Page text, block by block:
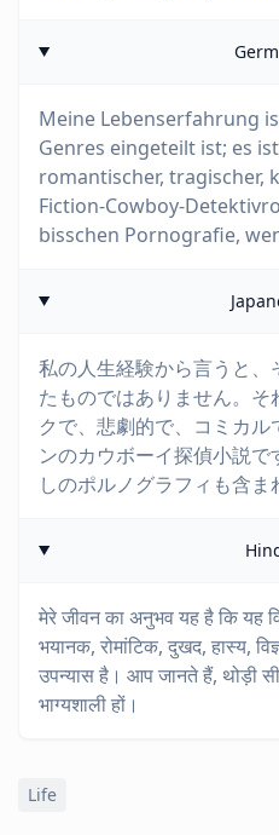
Meine Lebenserfahrung
Genres eingeteilt ist; es
romantischer, tragischer,
Fiction-Cowboy-
bisschen Pornografie,
私の人生経験から言うと
たものではありません。
クで、悲劇的で、コミカ
ンのカウボーイ探偵小説
しのポルノグラフィも含ま
मेरे जीवन का अनुभव यह है कि यह
भयानक, रोमांटिक, दुखद, हास्य,
उपन्यास है। आप जानते हैं, थोड़ी
भाग्यशाली हों।
Life